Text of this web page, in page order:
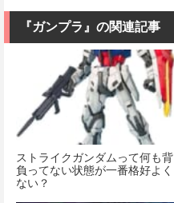
『ガンプラ』の関連記事
ストライクガンダムって何も背
負ってない状態が一番格好よく
ない？